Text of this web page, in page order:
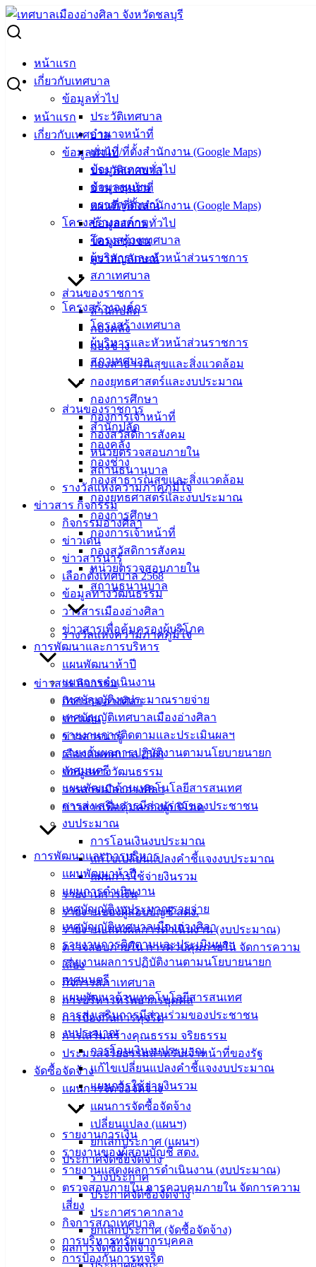
Skip
to
content
หน้าแรก
เกี่ยวกับเทศบาล
ข้อมูลทั่วไป
ประวัติเทศบาล
อำนาจหน้าที่
แผนที่/ที่ตั้งสำนักงาน (Google Maps)
ข้อมูลสภาพทั่วไป
ข้อมูลชุมชน
ตราสัญลักษณ์
โครงสร้างองค์กร
โครงสร้างเทศบาล
ผู้บริหารและหัวหน้าส่วนราชการ
สภาเทศบาล
ส่วนของราชการ
สำนักปลัด
กองคลัง
กองช่าง
กองสาธารณสุขและสิ่งแวดล้อม
กองยุทธศาสตร์และงบประมาณ
กองการศึกษา
กองการเจ้าหน้าที่
กองสวัสดิการสังคม
หน่วยตรวจสอบภายใน
สถานธนานุบาล
รางวัลแห่งความภาคภูมิใจ
ข่าวสาร กิจกรรม
กิจกรรมอ่างศิลา
ข่าวเด่น
ข่าวสารน่ารู้
เลือกตั้งเทศบาล 2568
ข้อมูลทางวัฒนธรรม
วารสารเมืองอ่างศิลา
ข่าวสารเพื่อคุ้มครองผู้บริโภค
การพัฒนาและการบริหาร
แผนพัฒนาห้าปี
แผนการดำเนินงาน
เทศบัญญัติงบประมาณรายจ่าย
เทศบัญญัติเทศบาลเมืองอ่างศิลา
รายงานการติดตามและประเมินผลฯ
รายงานผลการปฏิบัติงานตามนโยบายนายก
เทศมนตรี
แผนพัฒนาด้านเทคโนโลยีสารสนเทศ
การส่งเสริมการมีส่วนร่วมของประชาชน
งบประมาณ
การโอนเงินงบประมาณ
แก้ไขเปลี่ยนแปลงคำชี้แจงงบประมาณ
แผนการใช้จ่ายงินรวม
รายงานการเงิน
รายงานของผู้สอบบัญชี สตง.
รายงานแสดงผลการดำเนินงาน (งบประมาณ)
ตรวจสอบภายใน การควบคุมภายใน จัดการความ
เสี่ยง
กิจการสภาเทศบาล
การบริหารทรัพยากรบุคคล
การป้องกันการทุจริต
การเสริมสร้างคุณธรรม จริยธรรม
ประมวลจริยธรรมสำหรับเจ้าหน้าที่ของรัฐ
จัดซื้อจัดจ้าง
แผนการจัดซื้อจัดจ้าง
แผนการจัดซื้อจัดจ้าง
เปลี่ยนแปลง (แผนฯ)
ยกเลิกประกาศ (แผนฯ)
ประกาศจัดซื้อจัดจ้าง
ร่างประกาศ
ประกาศจัดซื้อจัดจ้าง
ประกาศราคากลาง
ยกเลิกประกาศ (จัดซื้อจัดจ้าง)
ผลการจัดซื้อจัดจ้าง
หน้าแรก
เกี่ยวกับเทศบาล
ข้อมูลทั่วไป
ประวัติเทศบาล
อำนาจหน้าที่
แผนที่/ที่ตั้งสำนักงาน (Google Maps)
ข้อมูลสภาพทั่วไป
ข้อมูลชุมชน
ตราสัญลักษณ์
โครงสร้างองค์กร
โครงสร้างเทศบาล
ผู้บริหารและหัวหน้าส่วนราชการ
สภาเทศบาล
ส่วนของราชการ
สำนักปลัด
กองคลัง
กองช่าง
กองสาธารณสุขและสิ่งแวดล้อม
กองยุทธศาสตร์และงบประมาณ
กองการศึกษา
กองการเจ้าหน้าที่
กองสวัสดิการสังคม
หน่วยตรวจสอบภายใน
สถานธนานุบาล
รางวัลแห่งความภาคภูมิใจ
ข่าวสาร กิจกรรม
กิจกรรมอ่างศิลา
ข่าวเด่น
ข่าวสารน่ารู้
เลือกตั้งเทศบาล 2568
ข้อมูลทางวัฒนธรรม
วารสารเมืองอ่างศิลา
ข่าวสารเพื่อคุ้มครองผู้บริโภค
การพัฒนาและการบริหาร
แผนพัฒนาห้าปี
แผนการดำเนินงาน
เทศบัญญัติงบประมาณรายจ่าย
เทศบัญญัติเทศบาลเมืองอ่างศิลา
รายงานการติดตามและประเมินผลฯ
รายงานผลการปฏิบัติงานตามนโยบายนายก
เทศมนตรี
แผนพัฒนาด้านเทคโนโลยีสารสนเทศ
การส่งเสริมการมีส่วนร่วมของประชาชน
งบประมาณ
การโอนเงินงบประมาณ
แก้ไขเปลี่ยนแปลงคำชี้แจงงบประมาณ
แผนการใช้จ่ายงินรวม
รายงานการเงิน
รายงานของผู้สอบบัญชี สตง.
รายงานแสดงผลการดำเนินงาน (งบประมาณ)
ตรวจสอบภายใน การควบคุมภายใน จัดการความ
เสี่ยง
กิจการสภาเทศบาล
การบริหารทรัพยากรบุคคล
การป้องกันการทุจริต
Search
แนวทางการให้บริการวัคซีนป้องกันการติดเชื้อไวรัสเอชพีวี
(HPV)
แนวทางการให้บริการวัคซีนป้องกันการติด
เชื้อไวรัสเอชพีวี (HPV)
พฤศจิกายน 9, 2023พฤศจิกายน 10, 2023
คลังความรู้
การให้บริการวัคซีนป้องกันติดเชื้อเอชพีวี (HPV) ดาวน์โหลด
เมืองอ่าง
อ่างศิลา 90/338
ม.3 ต.เสม็ด
อ.เมือง จ.ชลบุรี
บริการ
ประชาชน
ดาวน์โหลด
แบบ
ฟอร์ม,
เอกสาร
คู่มือ
สำหรับ
ประชาชน/
คู่มือการ
ปฏิบัติ
งาน
ข่าวสาร
น่ารู้
ศุนย์
ข้อมูล
ข่าวสาร
อิเล็กทรอนิกส์
องค์
ความรู้
(Knowledge
Management)
เทศบาล
สายตรง
นายก
ประวัติ
เทศบาล
ผู้บริหาร
และ
ส่วน
ราชการ
สภา
เทศบาล
สงวนลิขสิทธิ์ © 2563 เทศบาลเมืองอ่างศิลา จังหวัดชลบุรี |
angsilacity.go.th | Powered byBuuscript